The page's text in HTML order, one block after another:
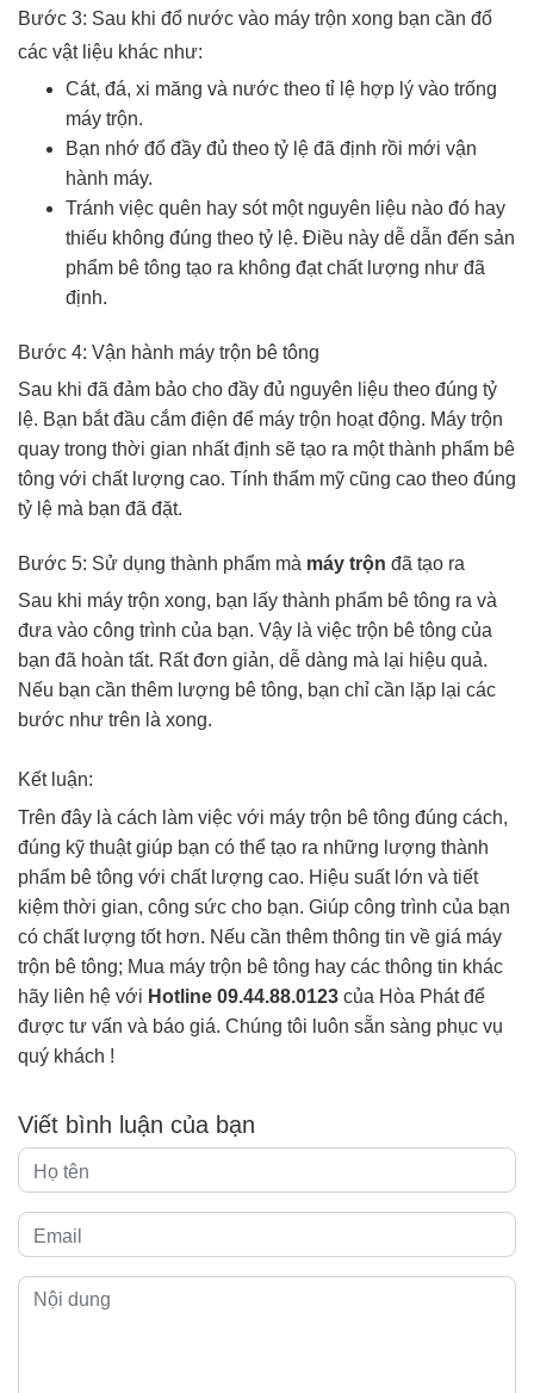
Bước 3: Sau khi đổ nước vào máy trộn xong bạn cần đổ
các vật liệu khác như:
Cát, đá, xi măng và nước theo tỉ lệ hợp lý vào trống
máy trộn.
Bạn nhớ đổ đầy đủ theo tỷ lệ đã định rồi mới vận
hành máy.
Tránh việc quên hay sót một nguyên liệu nào đó hay
thiếu không đúng theo tỷ lệ. Điều này dễ dẫn đến sản
phẩm bê tông tạo ra không đạt chất lượng như đã
định.
Bước 4: Vận hành máy trộn bê tông
Sau khi đã đảm bảo cho đầy đủ nguyên liệu theo đúng tỷ
lệ. Bạn bắt đầu cắm điện để máy trộn hoạt động. Máy trộn
quay trong thời gian nhất định sẽ tạo ra một thành phẩm bê
tông với chất lượng cao. Tính thẩm mỹ cũng cao theo đúng
tỷ lệ mà bạn đã đặt.
Bước 5: Sử dụng thành phẩm mà máy trộn đã tạo ra
Sau khi máy trộn xong, bạn lấy thành phẩm bê tông ra và
đưa vào công trình của bạn. Vậy là việc trộn bê tông của
bạn đã hoàn tất. Rất đơn giản, dễ dàng mà lại hiệu quả.
Nếu bạn cần thêm lượng bê tông, bạn chỉ cần lặp lại các
bước như trên là xong.
Kết luận:
Trên đây là cách làm việc với máy trộn bê tông đúng cách,
đúng kỹ thuật giúp bạn có thể tạo ra những lượng thành
phẩm bê tông với chất lượng cao. Hiệu suất lớn và tiết
kiệm thời gian, công sức cho bạn. Giúp công trình của bạn
có chất lượng tốt hơn. Nếu cần thêm thông tin về giá máy
trộn bê tông; Mua máy trộn bê tông hay các thông tin khác
hãy liên hệ với Hotline 09.44.88.0123 của Hòa Phát để
được tư vấn và báo giá. Chúng tôi luôn sẵn sàng phục vụ
quý khách !
Viết bình luận của bạn